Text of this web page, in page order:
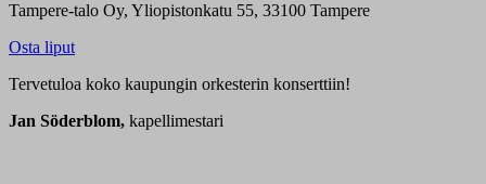
Tampere-talo Oy, Yliopistonkatu 55, 33100 Tampere
Osta liput
Tervetuloa koko kaupungin orkesterin konserttiin!
Jan Söderblom, kapellimestari